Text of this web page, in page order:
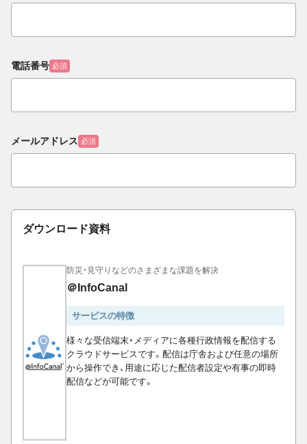
電話番号 必須
メールアドレス 必須
ダウンロード資料
防災・見守りなどのさまざまな課題を解決
＠InfoCanal
サービスの特徴
様々な受信端末・メディアに各種行政情報を配信する
クラウドサービスです。配信は庁舎および任意の場所
から操作でき、用途に応じた配信者設定や有事の即時
配信などが可能です。